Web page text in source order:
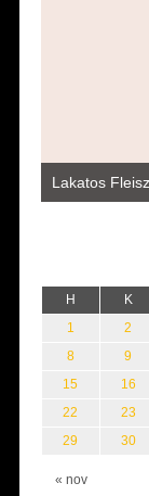
Lakatos
H K
« nov
1 2
8
9
15
16
22
23
29
30